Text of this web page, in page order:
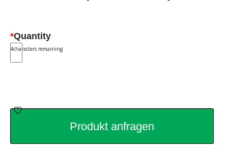
*Quantity
4characters remaining
Produkt anfragen